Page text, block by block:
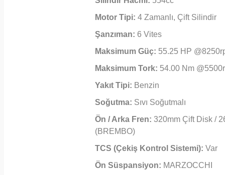
Motor Tipi: 4 Zamanlı, Çift Silindir
Şanzıman: 6 Vites
Maksimum Güç: 55.25 HP
Maksimum Tork: 54.00 Nm
Yakıt Tipi: Benzin
Soğutma: Sıvı Soğutmalı
Ön / Arka Fren: 320mm Çift Disk /
(BREMBO)
TCS (Çekiş Kontrol Sistemi): Var
Ön Süspansiyon: MARZOCCHI